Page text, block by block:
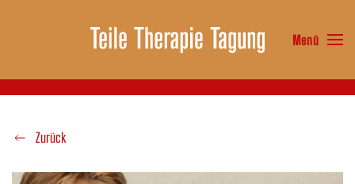
Zum Hauptinhalt springen Menü
Zurück